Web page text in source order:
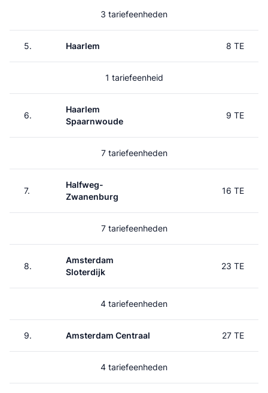
3 tariefeenheden
5. Haarlem 8 TE
1 tariefeenheid
6.
Haarlem
Spaarnwoude
9 TE
7 tariefeenheden
7.
Halfweg-
Zwanenburg
16 TE
7 tariefeenheden
8.
Amsterdam
Sloterdijk
23 TE
4 tariefeenheden
9. Amsterdam Centraal 27 TE
4 tariefeenheden